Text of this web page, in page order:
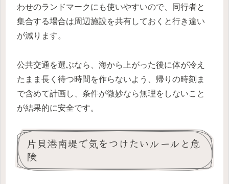
わせのランドマークにも使いやすいので、同行者と
集合する場合は周辺施設を共有しておくと行き違い
が減ります。
公共交通を選ぶなら、海から上がった後に体が冷え
たまま長く待つ時間を作らないよう、帰りの時刻ま
で含めて計画し、条件が微妙なら無理をしないこと
が結果的に安全です。
片貝港南堤で気をつけたいルールと危
険